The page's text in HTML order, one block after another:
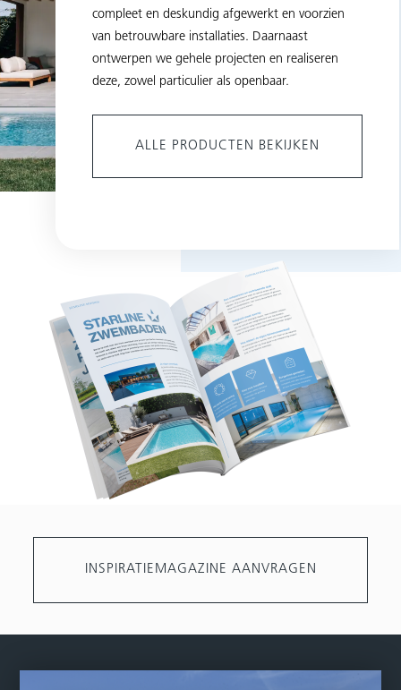
compleet en deskundig afgewerkt en voorzien
van betrouwbare installaties. Daarnaast
ontwerpen we gehele projecten en realiseren
deze, zowel particulier als openbaar.
ALLE PRODUCTEN BEKIJKEN
INSPIRATIEMAGAZINE AANVRAGEN